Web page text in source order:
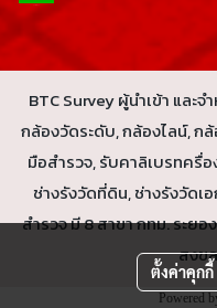
BTC Survey ผู้นำเข้า และ
กล้องวัดระดับ, กล้องไลน์, ก
มือสำรวจ, รับคาลิเบรทครื่
ช่างรังวัดที่ดิน, ช่างรังวัดเ
สำรวจ มี 8 สาขา กทม. ระย
สงข
Powered
ตั้งค่าคุกกี้